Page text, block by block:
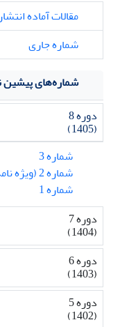
مقالات آماده انتشار
شماره جاری
شماره‌های پیشین
دوره 8
(1405)
شماره 3
شماره 2 (ویژه نامه کشورداری)
شماره 1
دوره 7
(1404)
دوره 6
(1403)
دوره 5
(1402)